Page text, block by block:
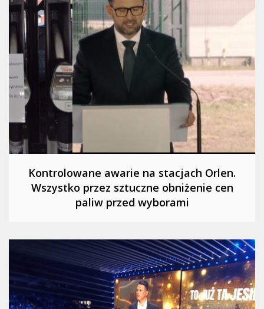
Kontrolowane awarie na stacjach Orlen.
Wszystko przez sztuczne obniżenie cen
paliw przed wyborami